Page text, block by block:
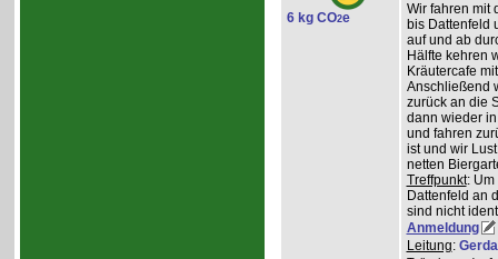
6 kg CO2e
Wir fahren mit
bis Dattenfeld
auf und ab
Hälfte kehren
Kräutercafe
Anschließend
zurück an die
dann wieder
und fahren
ist und wir
netten
Treffpunkt: Um
Dattenfeld an
sind nicht
Anmeldung
Leitung: